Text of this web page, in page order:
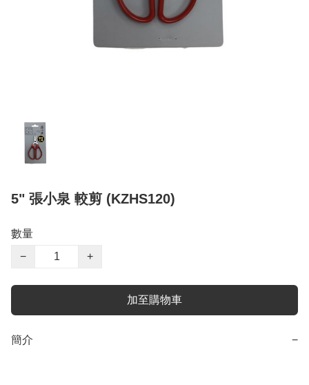
5" 張小泉 較剪 (KZHS120)
數量
−
+
加至購物車
簡介 −